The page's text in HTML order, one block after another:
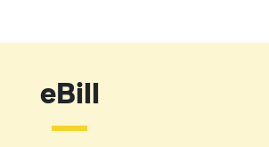
eBill